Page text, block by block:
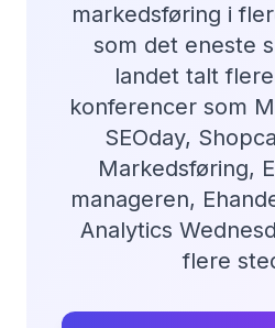
markedsføring i
som det eneste
landet talt
konferencer som
SEOday,
Markedsføring,
manageren,
Analytics
flere